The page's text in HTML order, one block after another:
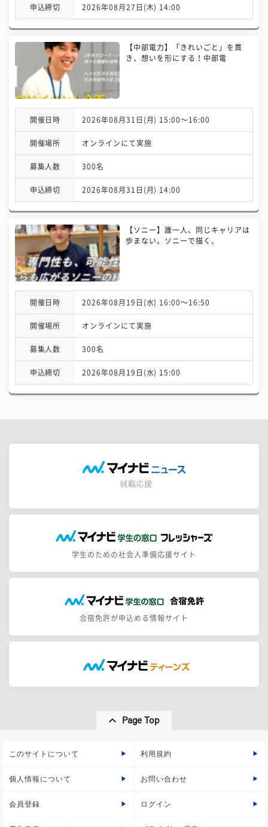
申込締切 2026年08月27日(木) 14:00
【中部電力】「きれいごと」を貫
き、想いを形にする！中部電
開催日時 2026年08月31日(月) 15:00〜16:00
開催場所 オンラインにて実施
募集人数 300名
申込締切 2026年08月31日(月) 14:00
【ソニー】誰一人、同じキャリアは
歩まない。ソニーで描く、
開催日時 2026年08月19日(水) 16:00〜16:50
開催場所 オンラインにて実施
募集人数 300名
申込締切 2026年08月19日(水) 15:00
学生のための社会人準備応援サイト
合宿免許が申込める情報サイト
Page Top
このサイトについて 利用規約
個人情報について お問い合わせ
会員登録 ログイン